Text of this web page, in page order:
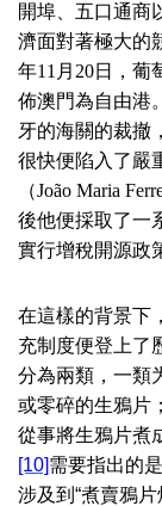
開埠、五口通商
濟面對著極大的
年11 月 20日，葡
佈澳門為自由港
牙的海關的裁撤
很快便陷入了嚴
（João Maria
後他便採取了一
實行增稅開源政
在這樣的背景下
充制度便登上了
分為兩類，一類
或零碎的生鴉片
從事將生鴉片煮
[10]需要指出的
涉及到“煮賣鴉片